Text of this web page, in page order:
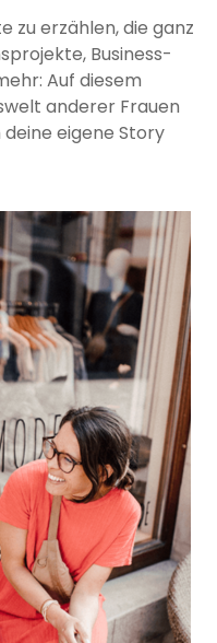
zu erzählen, die ganz
Business-
Auf diesem
anderer Frauen
eigene Story